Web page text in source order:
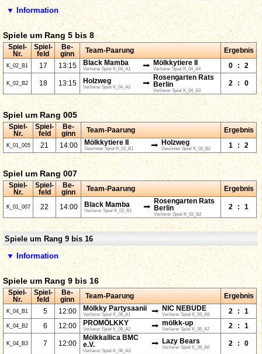
▼ Information
Spiele um Rang 5 bis 8
Spiel-
Nr.
Spiel-
feld
Be-
ginn
Team-Paarung Ergebnis
K_02_B1 17 13:15 Black Mamba
Verlierer Spiel K_04_A1 ⭢ Mölkkytiere II
Verlierer Spiel K_04_A4 0 : 2
K_02_B2 18 13:15 Holzweg
Verlierer Spiel K_04_A2 ⭢
Rosengarten Rats
Berlin
Verlierer Spiel K_04_A3
2 : 0
Spiel um Rang 005
Spiel-
Nr.
Spiel-
feld
Be-
ginn
Team-Paarung Ergebnis
K_01_005 21 14:00 Mölkkytiere II
Gewinner Spiel K_02_B1 ⭢ Holzweg
Gewinner Spiel K_02_B2 1 : 2
Spiel um Rang 007
Spiel-
Nr.
Spiel-
feld
Be-
ginn
Team-Paarung Ergebnis
K_01_007 22 14:00 Black Mamba
Verlierer Spiel K_02_B1 ⭢
Rosengarten Rats
Berlin
Verlierer Spiel K_02_B2
2 : 1
Spiele um Rang 9 bis 16
▼ Information
Spiele um Rang 9 bis 16
Spiel-
Nr.
Spiel-
feld
Be-
ginn
Team-Paarung Ergebnis
K_04_B1 5 12:00 Mölkky Partysaanii
Verlierer Spiel K_08_A1 ⭢ NIC NEBUDE
Verlierer Spiel K_08_A8 2 : 1
K_04_B2 6 12:00 PROMÖLKKY
Verlierer Spiel K_08_A2 ⭢ mölkk-up
Verlierer Spiel K_08_A7 2 : 1
K_04_B3 7 12:00
Mölkkallica BMC
e.V.
Verlierer Spiel K_08_A3
⭢ Lazy Bears
Verlierer Spiel K_08_A6
2 : 0